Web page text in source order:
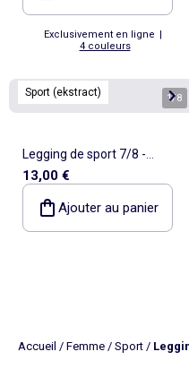
Exclusivement en ligne |
4 couleurs
Sport (ekstract) 1/8
Legging de sport 7/8 -
(ekstract)
13,00 €
Ajouter au panier
Accueil / Femme / Sport /